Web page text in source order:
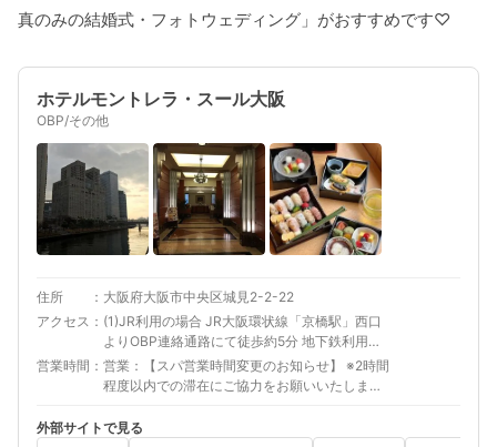
真のみの結婚式・フォトウェディング」がおすすめです♡
ホテルモントレラ・スール大阪
OBP/その他
住所
大阪府大阪市中央区城見2-2-22
アクセス
(1)JR利用の場合 JR大阪環状線「京橋駅」西口
よりOBP連絡通路にて徒歩約5分 地下鉄利用の
場合 地下鉄長堀鶴見緑地線「大阪ビジネスパー
ク駅」4番出口より徒歩約5分 私鉄利用の場合
て徒歩約5分
営業時間
営業：【スパ営業時間変更のお知らせ】 ※2時間
程度以内での滞在にご協力をお願いいたしま
22:00） 休館日：毎月第一火曜日 【休館日】
外部サイトで見る